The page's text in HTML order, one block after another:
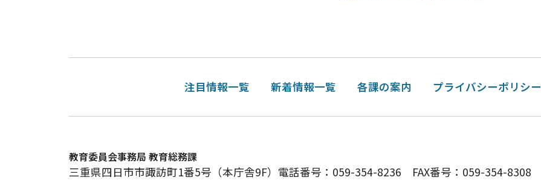
注目情報一覧 新着情報一覧 各課の案内 プライバシーポリシー
教育委員会事務局 教育総務課
三重県四日市市諏訪町1番5号（本庁舎9F）電話番号：059-354-8236 FAX番号：059-354-8308